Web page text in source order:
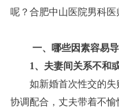
呢？合肥中山医院男科医
一、哪些因素容易
1、夫妻间关系不和或
如新婚首次性交的失
协调配合，丈夫带着不